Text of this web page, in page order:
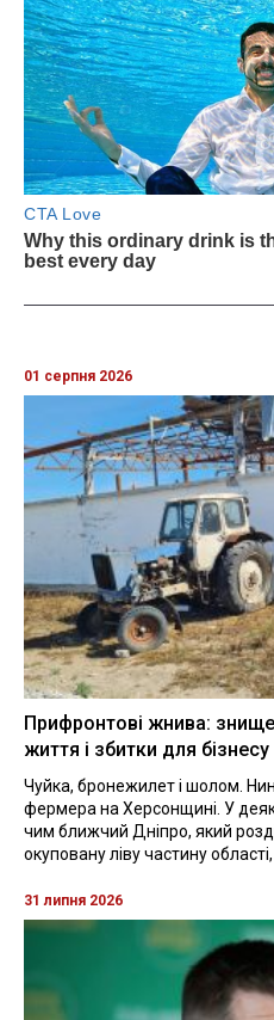
01 серпня 2026
Прифронтові жнива:
життя і збитки для бізнесу
Чуйка, бронежилет і шолом.
фермера на Херсонщині. У
чим ближчий Дніпро, який
окуповану ліву частину області,
31 липня 2026